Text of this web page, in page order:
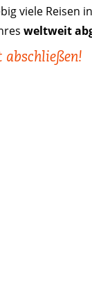
viele Reisen
weltweit
abschließen!